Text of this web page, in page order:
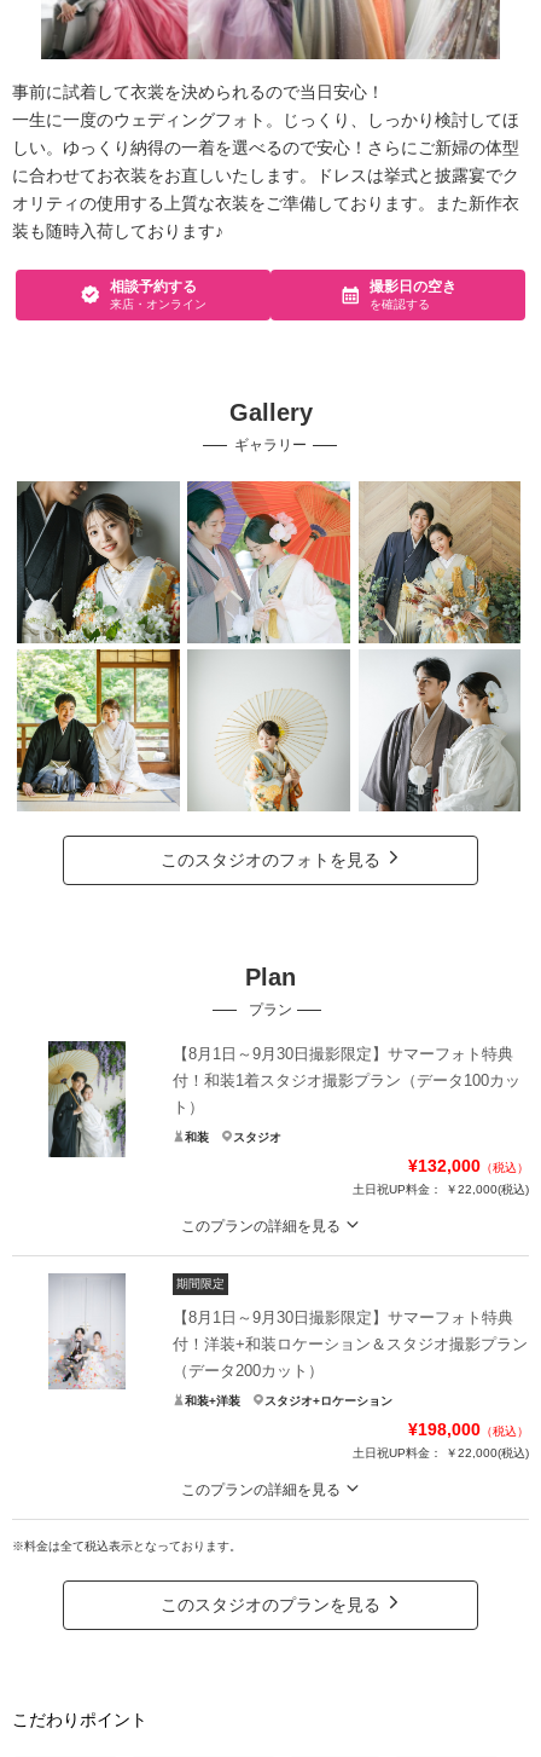
事前に試着して衣裳を決められるので当日安心！
一生に一度のウェディングフォト。じっくり、しっかり検討してほ
しい。ゆっくり納得の一着を選べるので安心！さらにご新婦の体型
に合わせてお衣装をお直しいたします。ドレスは挙式と披露宴でク
オリティの使用する上質な衣装をご準備しております。また新作衣
装も随時入荷しております♪
相談予約する
来店・オンライン
撮影日の空き
を確認する
Gallery
ギャラリー
このスタジオのフォトを見る
Plan
プラン
【8月1日～9月30日撮影限定】サマーフォト特典
付！和装1着スタジオ撮影プラン（データ100カッ
ト）
和装 スタジオ
¥132,000 （税込）
土日祝UP料金：
￥22,000(税込)
このプランの詳細を見る
《8月31日までのお申込限定》プラン7万円割引！オリジナルアルバムプレゼン
〈サマーフォト特典内容〉
・プラン価格より7万円OFF！
・オリジナルミニアルバムプレゼント！
・トレンドアクセサリー無料！
・ウエディングアイテム（ブーケや番傘など）レンタル無料！
新婦衣装1着
家族と撮影 ペットと撮影
期間限定
【8月1日～9月30日撮影限定】サマーフォト特典
付！洋装+和装ロケーション＆スタジオ撮影プラン
（データ200カット）
和装+洋装 スタジオ+ロケーション
¥198,000 （税込）
土日祝UP料金：
￥22,000(税込)
このプランの詳細を見る
《8月31日までのお申込限定！プラン7万円OFF》雨天でも安心保証／ロケ撮影
日程変更0円
・プラン価格より7万円OFF！
・オリジナルミニアルバムプレゼント！
・初回ご来店から試着可能！
※料金は全て税込表示となっております。
このスタジオのプランを見る
こだわりポイント